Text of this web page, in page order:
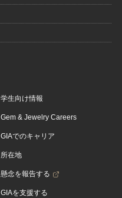
学生向け情報
Gem & Jewelry Careers
GIAでのキャリア
所在地
懸念を報告する
GIAを支援する